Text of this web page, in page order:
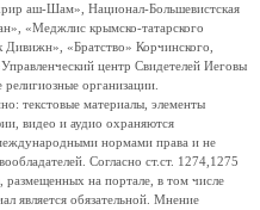
аш-Шам», Национал-Большевистская
«Меджлис крымско-татарского
«Братство» Корчинского,
центр Свидетелей Иеговы
организации.
текстовые материалы, элементы
видео и аудио охраняются
нормами права и не
Согласно ст.ст. 1274,1275
на портале, в том числе
является обязательной. Мнение